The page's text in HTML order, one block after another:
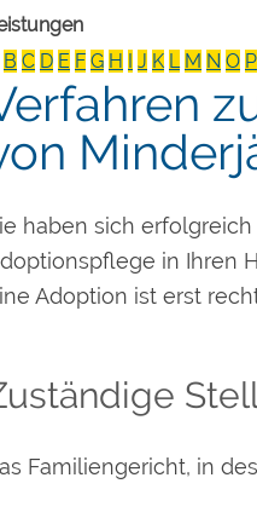
B C D E F G H I J K L M N O P
haben sich
in Ihren
Adoption ist erst
Familiengericht, in